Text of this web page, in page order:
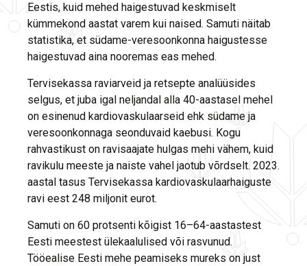
Eestis, kuid mehed haigestuvad keskmiselt
kümmekond aastat varem kui naised. Samuti näitab
statistika, et südame-veresoonkonna haigustesse
haigestuvad aina nooremas eas mehed.
Tervisekassa raviarveid ja retsepte analüüsides
selgus, et juba igal neljandal alla 40-aastasel mehel
on esinenud kardiovaskulaarseid ehk südame ja
veresoonkonnaga seonduvaid kaebusi. Kogu
rahvastikust on ravisaajate hulgas mehi vähem, kuid
ravikulu meeste ja naiste vahel jaotub võrdselt. 2023.
aastal tasus Tervisekassa kardiovaskulaarhaiguste
ravi eest 248 miljonit eurot.
Samuti on 60 protsenti kõigist 16–64-aastastest
Eesti meestest ülekaalulised või rasvunud.
Tööealise Eesti mehe peamiseks mureks on just